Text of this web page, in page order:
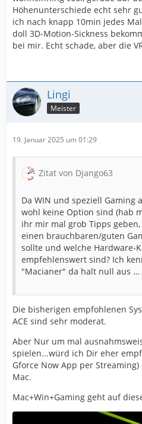
Höhenunterschiede echt sehr
ich nach knapp 10min jedes
doll 3D-Motion-Sickness
bei mir. Echt schade, aber die
Lingi
Meister
19. Januar 2025 um 01:29
Zitat von Django63
Da WIN und speziell Gaming
wohl keine Option sind (hab
ihr mir mal grob Tipps
einen brauchbaren/guten
sollte und welche Hardware-
empfehlenswert sind? Ich
"Macianer" da halt null aus …
Die bisherigen empfohlenen
ACE sind sehr moderat.
Aber Nur um mal
spielen...würd ich Dir eher
Gforce Now App per
Mac.
Mac+Win+Gaming geht auf